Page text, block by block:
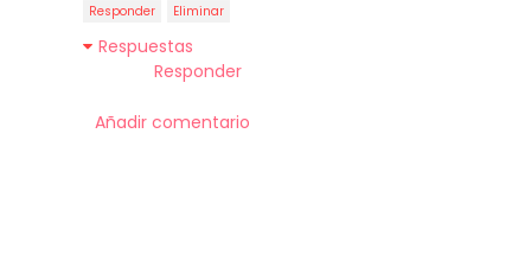
Responder Eliminar
Respuestas
Responder
Añadir comentario